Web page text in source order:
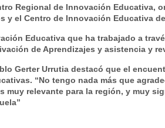
ai
l
nt nt
Fr
ie
n
dl
m
p
ar
tir
Regional de Innovación Educativa,
y el Centro de Innovación Educativa
Educativa que ha trabajado a
de Aprendizajes y asistencia y
Gerter Urrutia destacó que el
“No tengo nada más que
muy relevante para la región, y muy